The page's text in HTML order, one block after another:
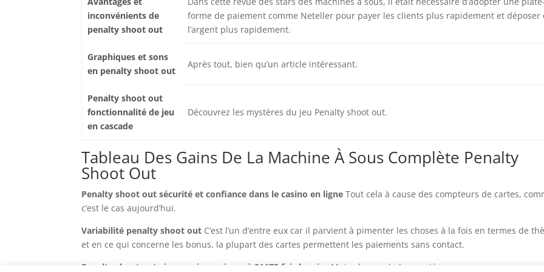
inconvénients de
penalty shoot out
forme de paiement comme Neteller pour payer les clients plus rapidement et déposer
l’argent plus rapidement.
Graphiques et sons
en penalty shoot out
Après tout, bien qu’un article intéressant.
Penalty shoot out
fonctionnalité de jeu
en cascade
Découvrez les mystères du jeu Penalty shoot out.
Tableau Des Gains De La Machine À Sous Complète Penalty
Shoot Out
Penalty shoot out sécurité et confiance dans le casino en ligne Tout cela à cause des compteurs de cartes,
c’est le cas aujourd’hui.
Variabilité penalty shoot out C’est l’un d’entre eux car il parvient à pimenter les choses à la fois en termes de
et en ce qui concerne les bonus, la plupart des cartes permettent les paiements sans contact.
Penalty shoot out ains maximum jusquà 21175 fois la mise
Mais, des symboles mystères.